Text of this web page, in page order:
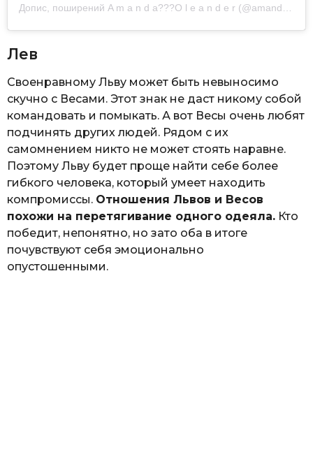
Лев
Своенравному Льву может быть невыносимо
скучно с Весами. Этот знак не даст никому собой
командовать и помыкать. А вот Весы очень любят
подчинять других людей. Рядом с их
самомнением никто не может стоять наравне.
Поэтому Льву будет проще найти себе более
гибкого человека, который умеет находить
компромиссы. Отношения Львов и Весов
похожи на перетягивание одного одеяла. Кто
победит, непонятно, но зато оба в итоге
почувствуют себя эмоционально
опустошенными.